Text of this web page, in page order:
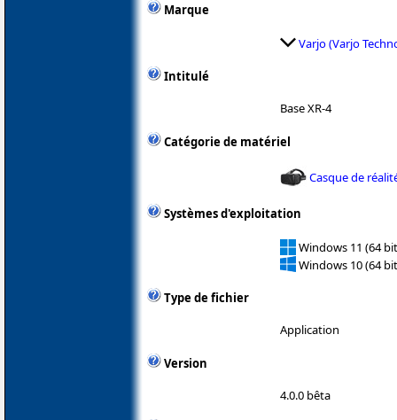
Marque
Varjo (Varjo
Intitulé
Base XR-4
Catégorie de matériel
Casque de
Systèmes d'exploitation
Windows 11 (64
Windows 10 (64
Type de fichier
Application
Version
4.0.0 bêta